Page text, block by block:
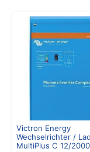
Victron Energy
Wechselrichter /
MultiPlus C 12/